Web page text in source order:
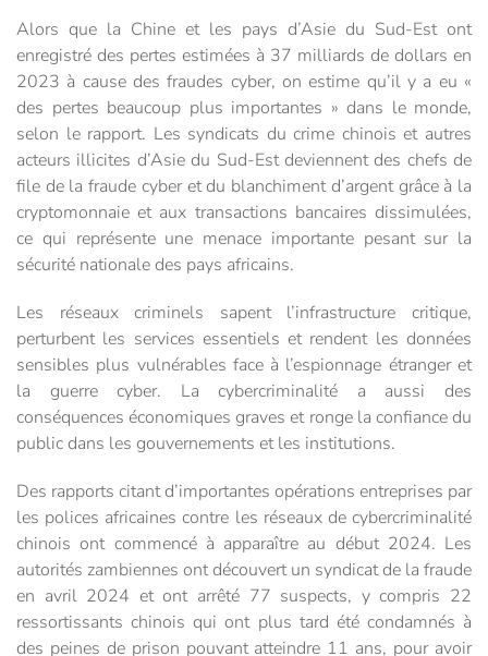
Alors que la Chine et les pays d’Asie du Sud-Est ont
enregistré des pertes estimées à 37 milliards de dollars en
2023 à cause des fraudes cyber, on estime qu’il y a eu «
des pertes beaucoup plus importantes » dans le monde,
selon le rapport. Les syndicats du crime chinois et autres
acteurs illicites d’Asie du Sud-Est deviennent des chefs de
file de la fraude cyber et du blanchiment d’argent grâce à la
cryptomonnaie et aux transactions bancaires dissimulées,
ce qui représente une menace importante pesant sur la
sécurité nationale des pays africains.
Les réseaux criminels sapent l’infrastructure critique,
perturbent les services essentiels et rendent les données
sensibles plus vulnérables face à l’espionnage étranger et
la guerre cyber. La cybercriminalité a aussi des
conséquences économiques graves et ronge la confiance du
public dans les gouvernements et les institutions.
Des rapports citant d’importantes opérations entreprises par
les polices africaines contre les réseaux de cybercriminalité
chinois ont commencé à apparaître au début 2024. Les
autorités zambiennes ont découvert un syndicat de la fraude
en avril 2024 et ont arrêté 77 suspects, y compris 22
ressortissants chinois qui ont plus tard été condamnés à
des peines de prison pouvant atteindre 11 ans, pour avoir